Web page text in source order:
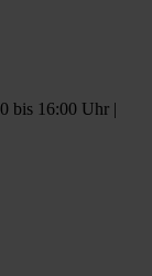
bis 16:00 Uhr |